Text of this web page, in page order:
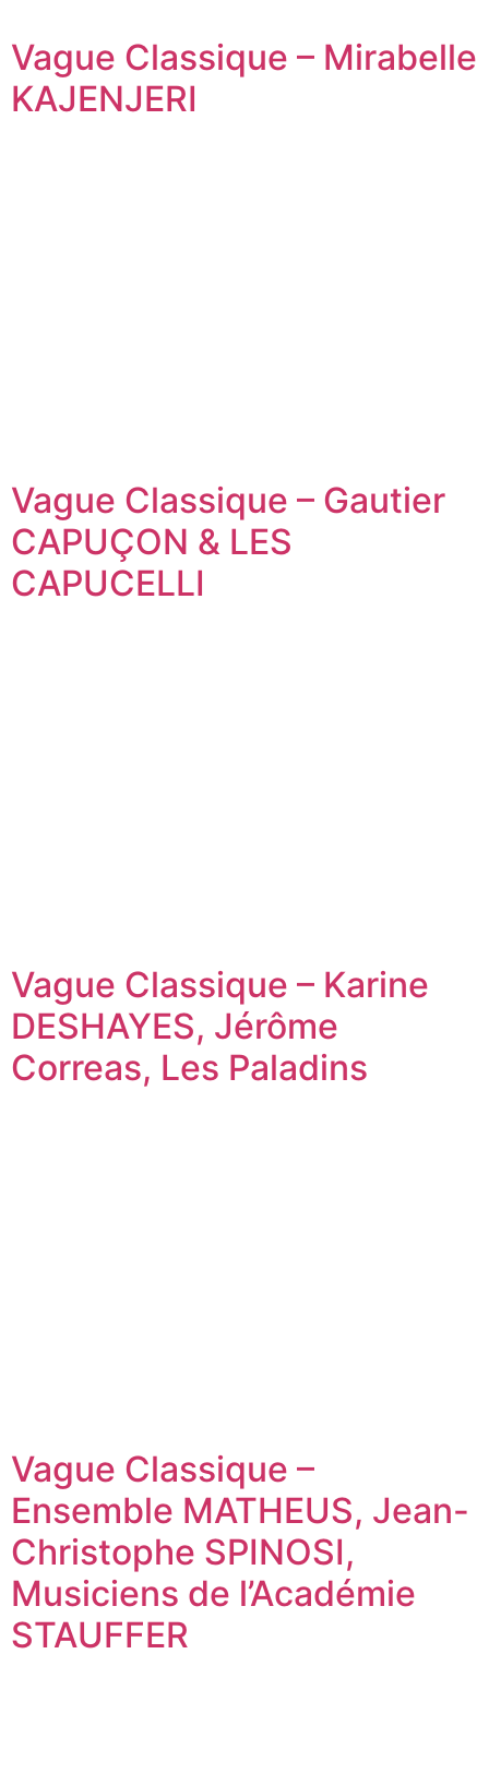
Vague Classique – Mirabelle
KAJENJERI
Vague Classique – Gautier
CAPUÇON & LES
CAPUCELLI
Vague Classique – Karine
DESHAYES, Jérôme
Correas, Les Paladins
Vague Classique –
Ensemble MATHEUS, Jean-
Christophe SPINOSI,
Musiciens de l’Académie
STAUFFER